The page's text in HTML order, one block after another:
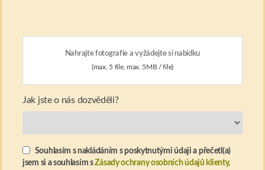
Nahrajte fotografie a vyžádejte si nabídku
(max. 5 file, max. 5MB / file)
Jak jste o nás dozvěděli?
Souhlasím s nakládáním s poskytnutými údaji a přečetl(a)
jsem si a souhlasím sZásady ochrany osobních údajů klienty,